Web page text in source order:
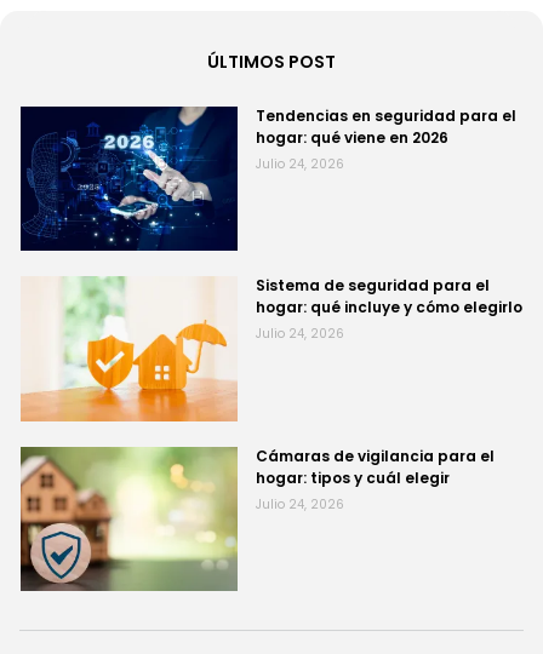
ÚLTIMOS POST
Tendencias en seguridad para el
hogar: qué viene en 2026
Julio 24, 2026
Sistema de seguridad para el
hogar: qué incluye y cómo elegirlo
Julio 24, 2026
Cámaras de vigilancia para el
hogar: tipos y cuál elegir
Julio 24, 2026